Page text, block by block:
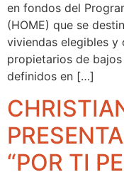
en fondos del
(HOME) que se
viviendas elegibles
propietarios de
definidos en […]
“POR TI